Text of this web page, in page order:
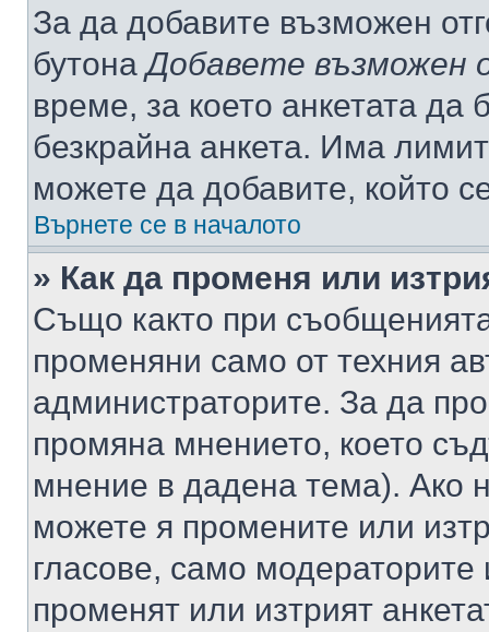
За да добавите възможен
бутонаДобавете възможен
време, за което анкетата да
безкрайна анкета. Има
можете да добавите, който
Върнете се в началото
» Как да променя или
Също както при
променяни само от техния
администраторите. За да
промяна мнението, което
мнение в дадена тема). Ако
можете я промените или
гласове, само
променят или изтрият